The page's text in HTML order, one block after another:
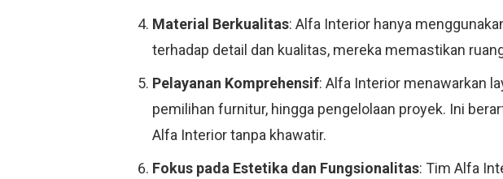
Material Berkualitas: Alfa Interior hanya
terhadap detail dan kualitas, mereka memastikan
Pelayanan Komprehensif: Alfa Interior menawarkan
pemilihan furnitur, hingga pengelolaan proyek. Ini
Alfa Interior tanpa khawatir.
Fokus pada Estetika dan Fungsionalitas: Tim Alfa